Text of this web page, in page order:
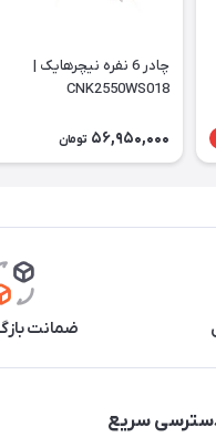
چادر 6 نفره نیچرهایک |
CNK2550WS018
56,950,000 تومان
ضمانت
سریع